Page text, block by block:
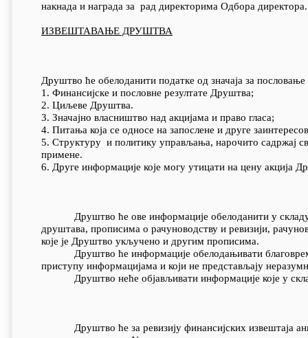
накнада и награда за рад директорима Одбора директора.
ИЗВЕШТАВАЊЕ ДРУШТВА
Друштво ће обелоданити податке од значаја за пословање
1. Финансијске и пословне резултате Друштва;
2. Циљеве Друштва.
3. Значајно власништво над акцијама и право гласа;
4. Питања која се односе на запослене и друге
5. Структуру и политику управљања, нарочито садржај
примене.
6. Друге информације које могу утицати на цену акција
Друштво ће ове информације обелоданити у складу
друштава, прописима о рачуноводству и ревизији,
које је Друштво укључено и другим прописима.
Друштво ће информације обелодањивати
приступу информацијама и који не представљају
Друштво неће објављивати информације које у
Друштво ће за ревизију финансијских извештаја